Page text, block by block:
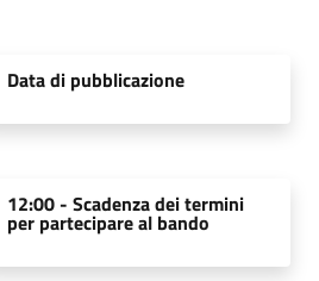
Data di pubblicazione
12:00 - Scadenza dei termini
per partecipare al bando